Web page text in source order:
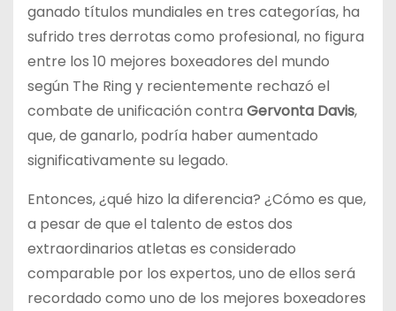
ganado títulos mundiales en tres categorías, ha
sufrido tres derrotas como profesional, no figura
entre los 10 mejores boxeadores del mundo
según The Ring y recientemente rechazó el
combate de unificación contra Gervonta Davis,
que, de ganarlo, podría haber aumentado
significativamente su legado.
Entonces, ¿qué hizo la diferencia? ¿Cómo es que,
a pesar de que el talento de estos dos
extraordinarios atletas es considerado
comparable por los expertos, uno de ellos será
recordado como uno de los mejores boxeadores